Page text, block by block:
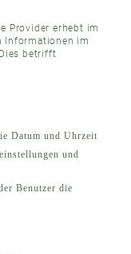
Provider erhebt im
Informationen im
betrifft
Datum und Uhrzeit
und
Benutzer die